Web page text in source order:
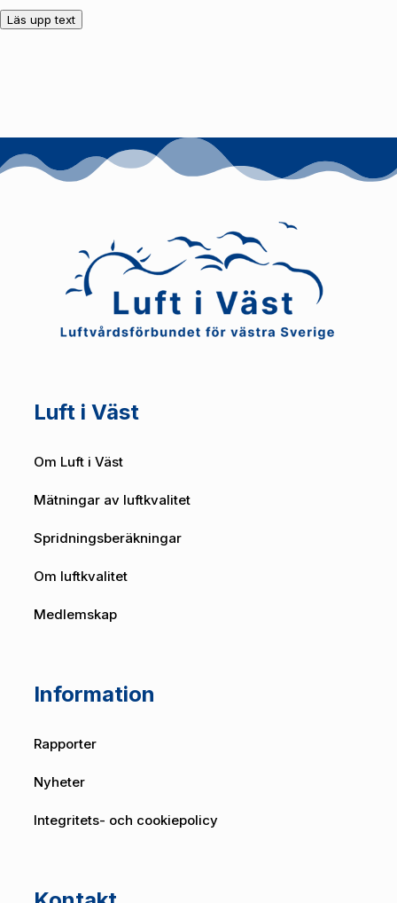
Läs upp text
Luft i Väst
Om Luft i Väst
Mätningar av luftkvalitet
Spridningsberäkningar
Om luftkvalitet
Medlemskap
Information
Rapporter
Nyheter
Integritets- och cookiepolicy